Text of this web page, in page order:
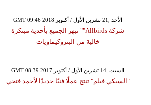
GMT 09:46 2018 الأحد ,21 تشرين الأول / أكتوبر
شركة Allbirds"" تبهر الجميع بأحذية مبتكرة
خالية من البتروكيماويات
GMT 08:39 2017 السبت ,14 تشرين الأول / أكتوبر
"السبكي فيلم" تنتج عملًا فنيًا جديدًا لأحمد فتحي